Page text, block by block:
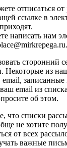
отписаться
ссылке в
написать нам
сторонний
Некоторые из
записанные
email из
об этом.
что списки
не хотите
от всех
важные